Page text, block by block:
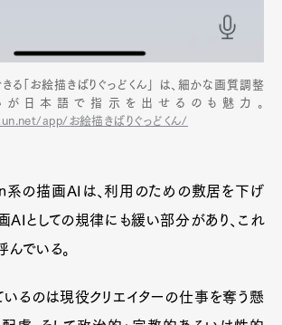
る「お絵描きばりぐっどくん」 は、細かな画質調整
が日本語で指示を出せるのも魅力。
app/お絵描きばりぐっどくん/
の描画AIは、利用のための敷居を下げ
AIとしての規律にも緩い部分があり、これ
でいる。
るのは現役クリエイターの仕事を奪う懸